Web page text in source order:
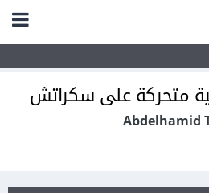
متحركة على سكراتش